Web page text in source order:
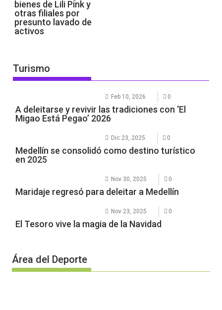
bienes de Lili Pink y
otras filiales por
presunto lavado de
activos
Turismo
Feb 10, 2026 0
A deleitarse y revivir las tradiciones con ‘El
Migao Está Pegao’ 2026
Dic 23, 2025 0
Medellín se consolidó como destino turístico
en 2025
Nov 30, 2025 0
Maridaje regresó para deleitar a Medellín
Nov 23, 2025 0
El Tesoro vive la magia de la Navidad
Área del Deporte